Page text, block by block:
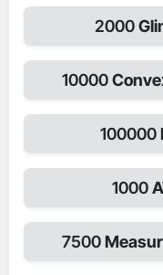
2000
10000
100000
1000
7500